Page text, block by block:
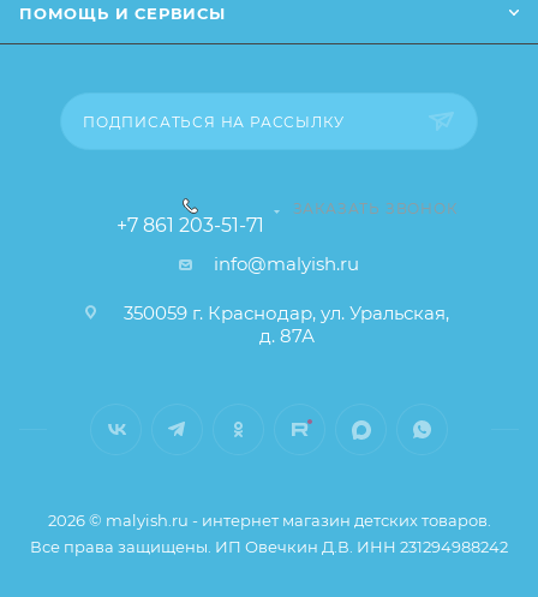
ПОМОЩЬ И СЕРВИСЫ
ПОДПИСАТЬСЯ НА РАССЫЛКУ
+7 861 203-51-71
ЗАКАЗАТЬ ЗВОНОК
info@malyish.ru
350059 г. Краснодар, ул. Уральская,
д. 87А
2026 © malyish.ru - интернет магазин детских товаров.
Все права защищены. ИП Овечкин Д.В. ИНН 231294988242